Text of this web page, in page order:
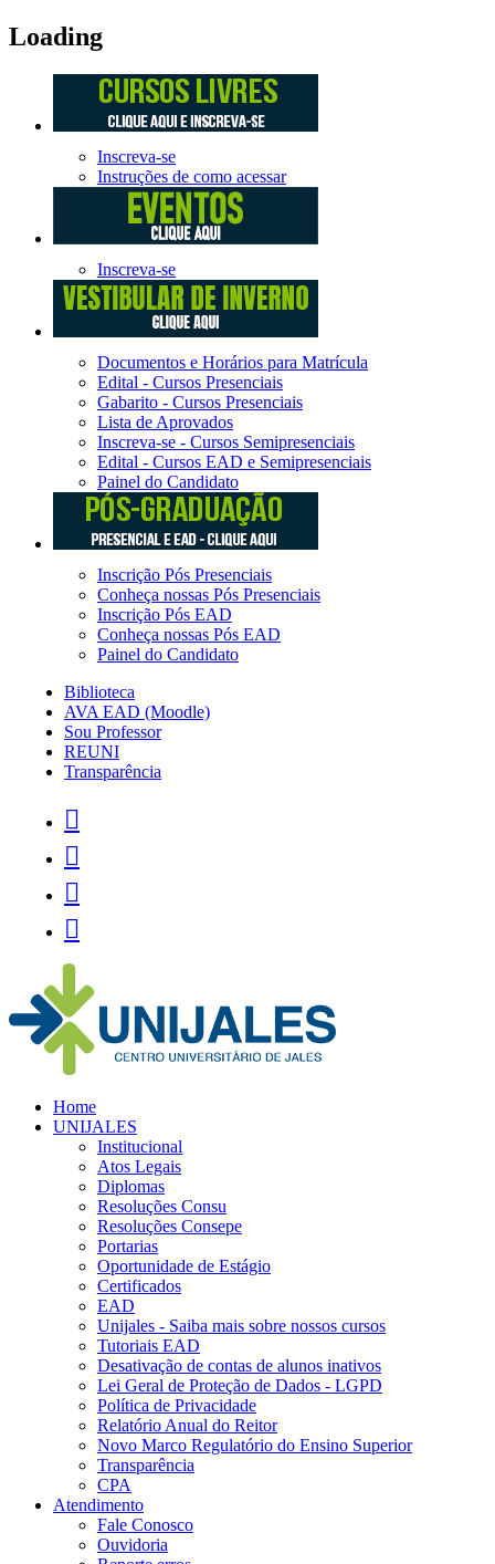
Loading
Inscreva-se
Instruções de como acessar
Inscreva-se
Documentos e Horários para Matrícula
Edital - Cursos Presenciais
Gabarito - Cursos Presenciais
Lista de Aprovados
Inscreva-se - Cursos Semipresenciais
Edital - Cursos EAD e Semipresenciais
Painel do Candidato
Inscrição Pós Presenciais
Conheça nossas Pós Presenciais
Inscrição Pós EAD
Conheça nossas Pós EAD
Painel do Candidato
Biblioteca
AVA EAD (Moodle)
Sou Professor
REUNI
Transparência




Home
UNIJALES
Institucional
Atos Legais
Diplomas
Resoluções Consu
Resoluções Consepe
Portarias
Oportunidade de Estágio
Certificados
EAD
Unijales - Saiba mais sobre nossos cursos
Tutoriais EAD
Desativação de contas de alunos inativos
Lei Geral de Proteção de Dados - LGPD
Política de Privacidade
Relatório Anual do Reitor
Novo Marco Regulatório do Ensino Superior
Transparência
CPA
Atendimento
Fale Conosco
Ouvidoria